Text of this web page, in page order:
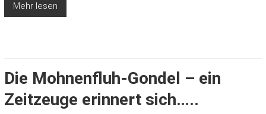
Mehr lesen
Die Mohnenfluh-Gondel – ein
Zeitzeuge erinnert sich…..